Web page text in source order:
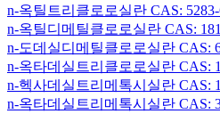
n-옥틸트리클로로실란 CAS:
n-옥틸디메틸클로로실란 CAS:
n-도데실디메틸클로로실란 CAS:
n-옥타데실트리클로로실란 CAS:
n-헥사데실트리메톡시실란 CAS:
n-옥타데실트리메톡시실란 CAS: